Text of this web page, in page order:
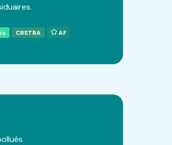
CRSTRA AF